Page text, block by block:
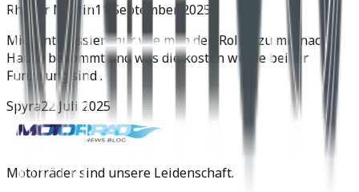
Rhyner Martin11 September 2025
Mich interessiert nur wie man den Roller zu mir nach
Hause bekommt und was die kosten würde bei dir
Fünzirung sind .
Spyra22 Juli 2025
Motorräder sind unsere Leidenschaft.